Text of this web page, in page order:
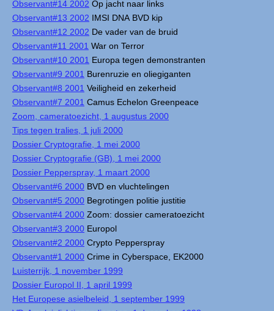
Observant#14 2002 Op jacht naar links
Observant#13 2002 IMSI DNA BVD kip
Observant#12 2002 De vader van de bruid
Observant#11 2001 War on Terror
Observant#10 2001 Europa tegen demonstranten
Observant#9 2001 Burenruzie en oliegiganten
Observant#8 2001 Veiligheid en zekerheid
Observant#7 2001 Camus Echelon Greenpeace
Zoom, cameratoezicht, 1 augustus 2000
Tips tegen tralies, 1 juli 2000
Dossier Cryptografie, 1 mei 2000
Dossier Cryptografie (GB), 1 mei 2000
Dossier Pepperspray, 1 maart 2000
Observant#6 2000 BVD en vluchtelingen
Observant#5 2000 Begrotingen politie justitie
Observant#4 2000 Zoom: dossier cameratoezicht
Observant#3 2000 Europol
Observant#2 2000 Crypto Pepperspray
Observant#1 2000 Crime in Cyberspace, EK2000
Luisterrijk, 1 november 1999
Dossier Europol II, 1 april 1999
Het Europese asielbeleid, 1 september 1999